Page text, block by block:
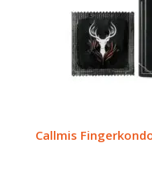
Callmis